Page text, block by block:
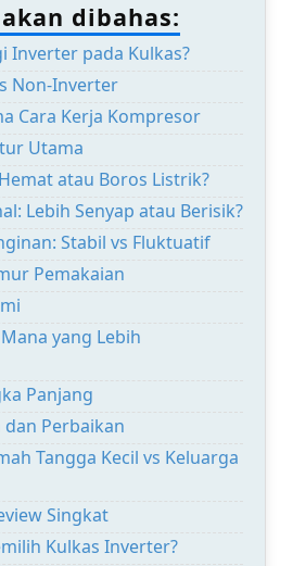
dibahas:
Inverter pada Kulkas?
Non-Inverter
Cara Kerja Kompresor
Utama
atau Boros Listrik?
Lebih Senyap atau Berisik?
Stabil vs Fluktuatif
Pemakaian
yang Lebih
Panjang
dan Perbaikan
Tangga Kecil vs Keluarga
Singkat
Kulkas Inverter?